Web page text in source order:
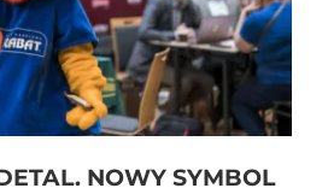
NOWY SYMBOL